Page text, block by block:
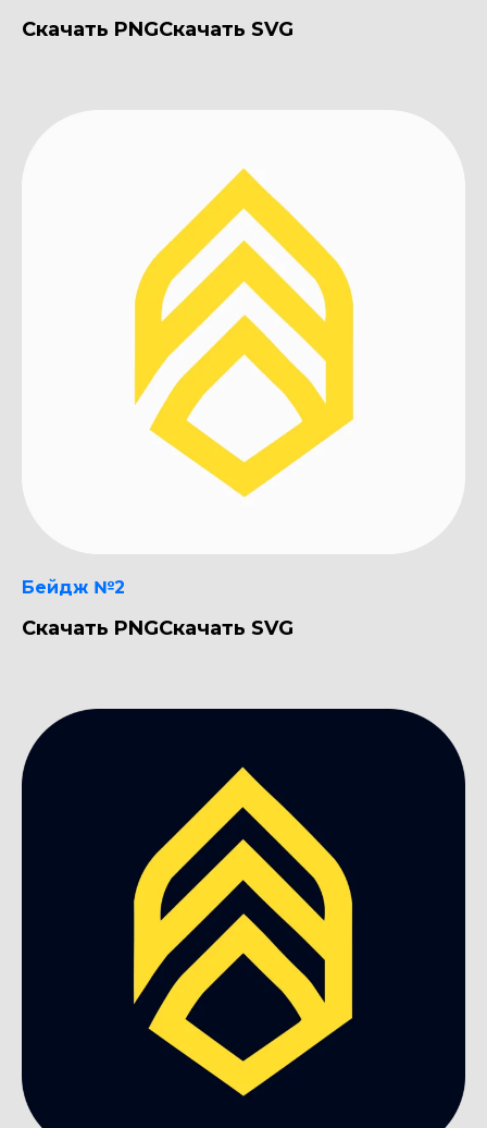
Скачать PNGСкачать SVG
Бейдж №2
Скачать PNGСкачать SVG